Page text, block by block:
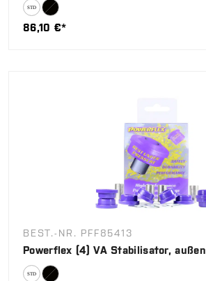
86,10 €*
BEST.-NR. PFF85413
Powerflex (4) VA Stabilisator, außen